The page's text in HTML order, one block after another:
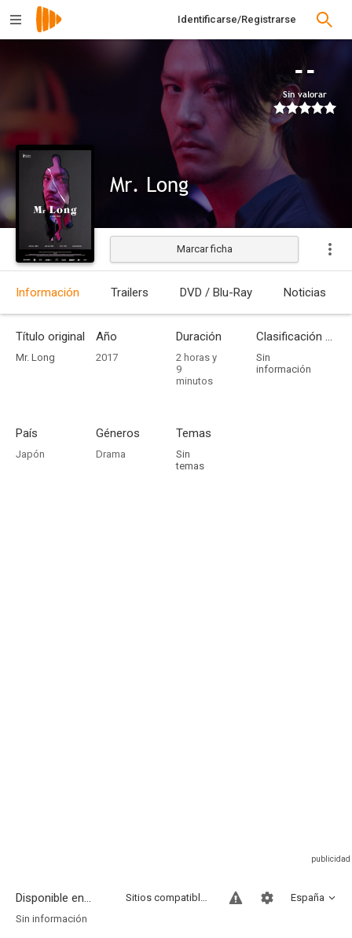
Identificarse/Registrarse
--
Sin valorar
Mr. Long
Estrenada
Marcar ficha
Información Trailers DVD / Blu-Ray Noticias
Título original
Mr. Long
Año
2017
Duración
2 horas y
9
minutos
Clasificación por edades
Sin
información
País
Japón
Géneros
Drama
Temas
Sin
temas
Disponible en... España
Sitios compatibles
Sin información